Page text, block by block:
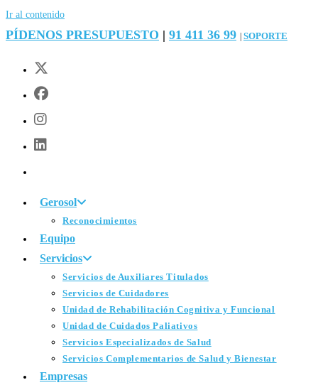
Ir al contenido
PÍDENOS PRESUPUESTO | 91 411 36 99 SOPORTE
Gerosol
Reconocimientos
Equipo
Servicios
Servicios de Auxiliares Titulados
Servicios de Cuidadores
Unidad de Rehabilitación Cognitiva y Funcional
Unidad de Cuidados Paliativos
Servicios Especializados de Salud
Servicios Complementarios de Salud y Bienestar
Empresas